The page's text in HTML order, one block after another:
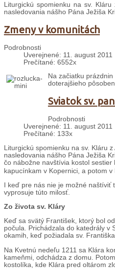
Liturgickú spomienku na sv.
nasledovania nášho Pána Ježiša
Zmeny v komunitách
Podrobnosti
Uverejnené: 11. august 2011
Prečítané: 6552x
Na začiatku
doterajšieho
Sviatok sv.
Podrobnosti
Uverejnené: 11. august 2011
Prečítané: 133x
Liturgickú spomienku na sv. Kláru
nasledovania nášho Pána Ježiša
čo nábožne navštívia kostol
kapucínkam v Kopernici, a potom v
I keď pre nás nie je možné
vyprosuje túto milosť.
Zo života sv. Kláry
Keď sa svätý František, ktorý bol
počula. Prichádzala do katedrály v
okamih, keď požiadala sv.
Na Kvetnú nedeľu 1211 sa Klára
kameňmi, odchádza z domu.
kostolíka, kde Klára pred oltárom